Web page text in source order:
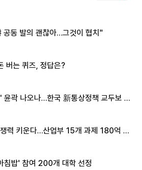
동 발의 괜찮아…그것이 협치"
버는 퀴즈, 정답은?
윤곽 나오나…한국 新통상정책 교두보 활
력 키운다…산업부 15개 과제 180억 지
침밥' 참여 200개 대학 선정